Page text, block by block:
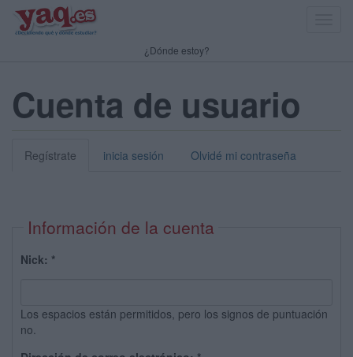
¿Dónde estoy?
Cuenta de usuario
Regístrate inicia sesión Olvidé mi contraseña
Información de la cuenta
Nick: *
Los espacios están permitidos, pero los signos de puntuación
no.